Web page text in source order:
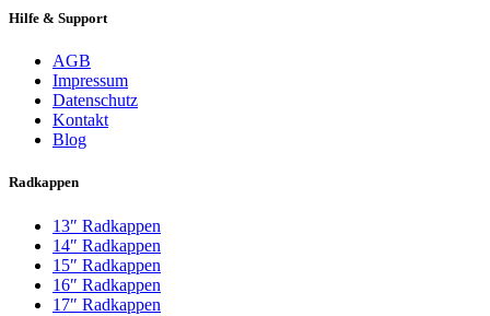
Hilfe & Support
AGB
Impressum
Datenschutz
Kontakt
Blog
Radkappen
13″ Radkappen
14″ Radkappen
15″ Radkappen
16″ Radkappen
17″ Radkappen